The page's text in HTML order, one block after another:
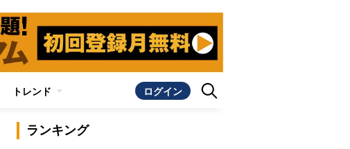
トレンド ログイン
ランキング